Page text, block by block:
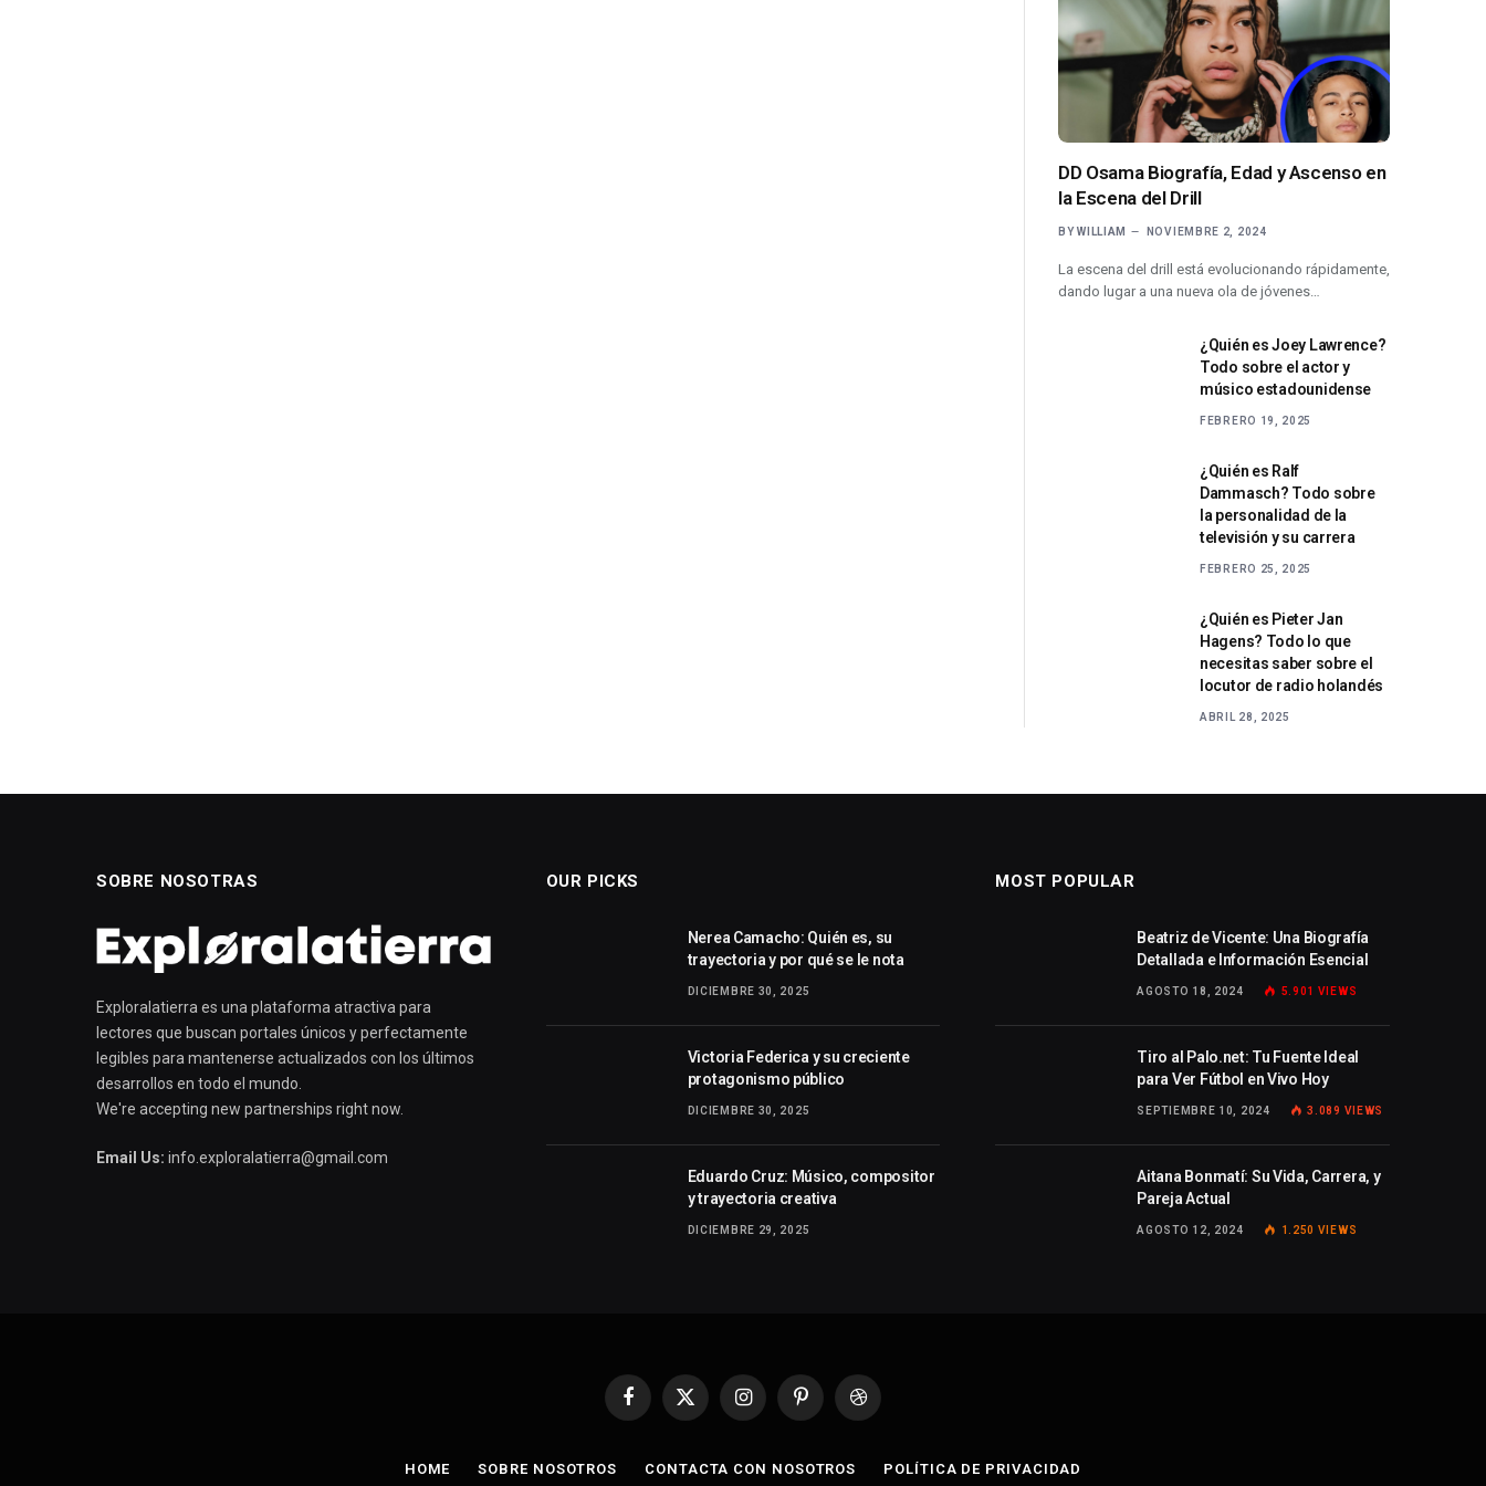
DD Osama Biografía, Edad y Ascenso en
la Escena del Drill
BY WILLIAM NOVIEMBRE 2, 2024
La escena del drill está evolucionando rápidamente,
dando lugar a una nueva ola de jóvenes…
¿Quién es Joey Lawrence?
Todo sobre el actor y
músico estadounidense
FEBRERO 19, 2025
¿Quién es Ralf
Dammasch? Todo sobre
la personalidad de la
televisión y su carrera
FEBRERO 25, 2025
¿Quién es Pieter Jan
Hagens? Todo lo que
necesitas saber sobre el
locutor de radio holandés
ABRIL 28, 2025
SOBRE NOSOTRAS
Exploralatierra es una plataforma atractiva para
lectores que buscan portales únicos y perfectamente
legibles para mantenerse actualizados con los últimos
desarrollos en todo el mundo.
We're accepting new partnerships right now.
Email Us: info.exploralatierra@gmail.com
OUR PICKS
Nerea Camacho: Quién es, su
trayectoria y por qué se le nota
DICIEMBRE 30, 2025
Victoria Federica y su creciente
protagonismo público
DICIEMBRE 30, 2025
Eduardo Cruz: Músico, compositor
y trayectoria creativa
DICIEMBRE 29, 2025
MOST POPULAR
Beatriz de Vicente: Una Biografía
Detallada e Información Esencial
AGOSTO 18, 2024 5.901 VIEWS
Tiro al Palo.net: Tu Fuente Ideal
para Ver Fútbol en Vivo Hoy
SEPTIEMBRE 10, 2024 3.089 VIEWS
Aitana Bonmatí: Su Vida, Carrera, y
Pareja Actual
AGOSTO 12, 2024 1.250 VIEWS
Facebook
X
InstagramPinterestDribbble
HOME SOBRE NOSOTROS CONTACTA CON NOSOTROS POLÍTICA DE PRIVACIDAD